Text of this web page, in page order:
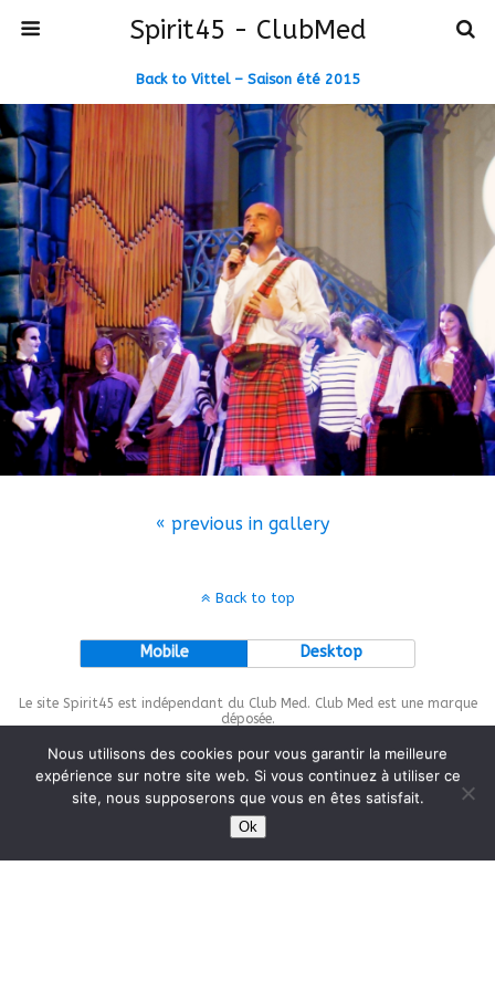
Spirit45 - ClubMed
Back to Vittel – Saison été 2015
« previous in gallery
Back to top
Mobile Desktop
Le site Spirit45 est indépendant du Club Med. Club Med est une marque
déposée.
This site is protected bywp-copyrightpro.com
Nous utilisons des cookies pour vous garantir la meilleure
expérience sur notre site web. Si vous continuez à utiliser ce
site, nous supposerons que vous en êtes satisfait.
Ok